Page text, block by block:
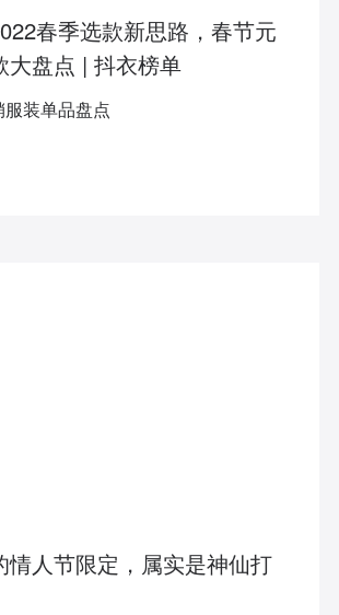
春季选款新思路，春节元
大盘点 | 抖衣榜单
装单品盘点
情人节限定，属实是神仙打